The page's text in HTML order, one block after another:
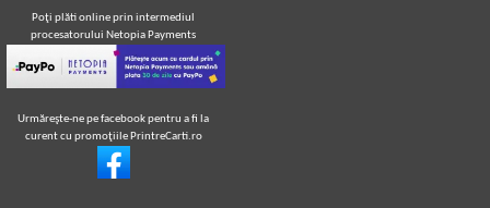
Poţi plăti online prin intermediul
procesatorului Netopia Payments
Urmăreşte-ne pe facebook pentru a fi la
curent cu promoţiile PrintreCarti.ro